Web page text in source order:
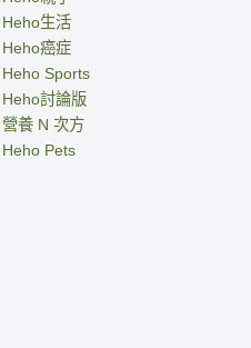
Heho生活
Heho癌症
Heho Sports
Heho討論版
營養 N 次方
Heho Pets